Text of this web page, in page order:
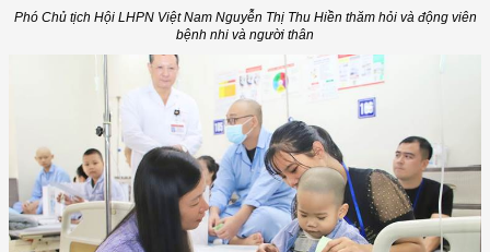
Phó Chủ tịch Hội LHPN Việt Nam Nguyễn Thị Thu Hiền thăm hỏi và động viên
bệnh nhi và người thân